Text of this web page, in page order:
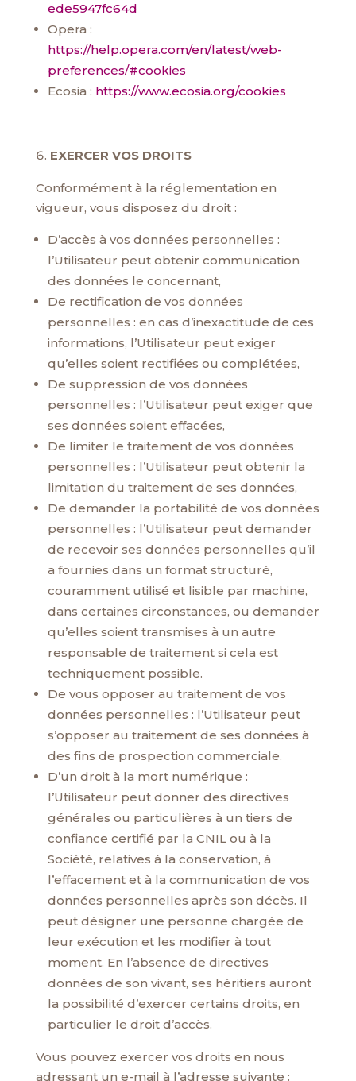
ede5947fc64d
Opera :
https://help.opera.com/en/latest/web-
preferences/#cookies
Ecosia : https://www.ecosia.org/cookies
EXERCER VOS DROITS
Conformément à la réglementation en
vigueur, vous disposez du droit :
D’accès à vos données personnelles :
l’Utilisateur peut obtenir communication
des données le concernant,
De rectification de vos données
personnelles : en cas d’inexactitude de ces
informations, l’Utilisateur peut exiger
qu’elles soient rectifiées ou complétées,
De suppression de vos données
personnelles : l’Utilisateur peut exiger que
ses données soient effacées,
De limiter le traitement de vos données
personnelles : l’Utilisateur peut obtenir la
limitation du traitement de ses données,
De demander la portabilité de vos données
personnelles : l’Utilisateur peut demander
de recevoir ses données personnelles qu’il
a fournies dans un format structuré,
couramment utilisé et lisible par machine,
dans certaines circonstances, ou demander
qu’elles soient transmises à un autre
responsable de traitement si cela est
techniquement possible.
De vous opposer au traitement de vos
données personnelles : l’Utilisateur peut
s’opposer au traitement de ses données à
des fins de prospection commerciale.
D’un droit à la mort numérique :
l’Utilisateur peut donner des directives
générales ou particulières à un tiers de
confiance certifié par la CNIL ou à la
Société, relatives à la conservation, à
l’effacement et à la communication de vos
données personnelles après son décès. Il
peut désigner une personne chargée de
leur exécution et les modifier à tout
moment. En l’absence de directives
données de son vivant, ses héritiers auront
la possibilité d’exercer certains droits, en
particulier le droit d’accès.
Vous pouvez exercer vos droits en nous
adressant un e-mail à l’adresse suivante :